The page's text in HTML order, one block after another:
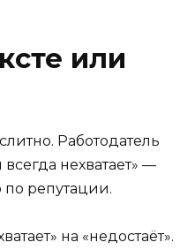
или
Работодатель
нехватает» —
репутации.
на «недостаёт».